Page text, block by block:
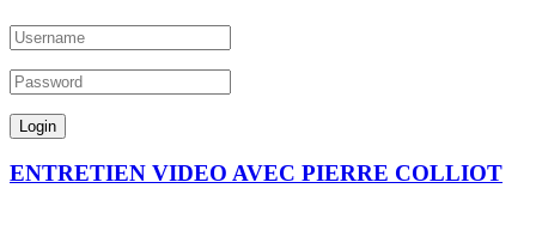
ENTRETIEN VIDEO AVEC PIERRE COLLIOT